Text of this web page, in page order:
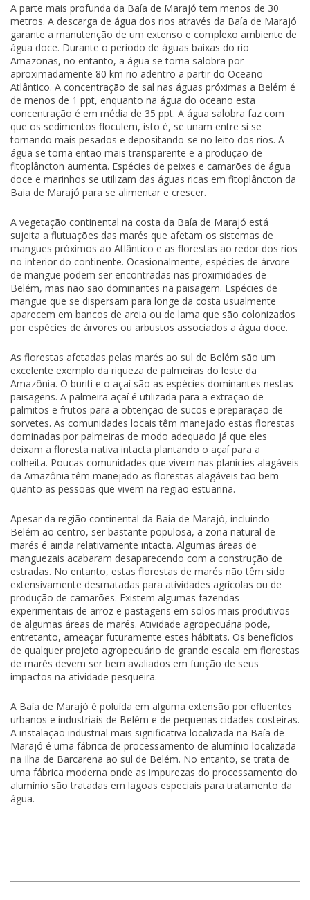
A parte mais profunda da Baía de Marajó tem menos de 30
metros. A descarga de água dos rios através da Baía de Marajó
garante a manutenção de um extenso e complexo ambiente de
água doce. Durante o período de águas baixas do rio
Amazonas, no entanto, a água se torna salobra por
aproximadamente 80 km rio adentro a partir do Oceano
Atlântico. A concentração de sal nas águas próximas a Belém é
de menos de 1 ppt, enquanto na água do oceano esta
concentração é em média de 35 ppt. A água salobra faz com
que os sedimentos floculem, isto é, se unam entre si se
tornando mais pesados e depositando-se no leito dos rios. A
água se torna então mais transparente e a produção de
fitoplâncton aumenta. Espécies de peixes e camarões de água
doce e marinhos se utilizam das águas ricas em fitoplâncton da
Baia de Marajó para se alimentar e crescer.
A vegetação continental na costa da Baía de Marajó está
sujeita a flutuações das marés que afetam os sistemas de
mangues próximos ao Atlântico e as florestas ao redor dos rios
no interior do continente. Ocasionalmente, espécies de árvore
de mangue podem ser encontradas nas proximidades de
Belém, mas não são dominantes na paisagem. Espécies de
mangue que se dispersam para longe da costa usualmente
aparecem em bancos de areia ou de lama que são colonizados
por espécies de árvores ou arbustos associados a água doce.
As florestas afetadas pelas marés ao sul de Belém são um
excelente exemplo da riqueza de palmeiras do leste da
Amazônia. O buriti e o açaí são as espécies dominantes nestas
paisagens. A palmeira açaí é utilizada para a extração de
palmitos e frutos para a obtenção de sucos e preparação de
sorvetes. As comunidades locais têm manejado estas florestas
dominadas por palmeiras de modo adequado já que eles
deixam a floresta nativa intacta plantando o açaí para a
colheita. Poucas comunidades que vivem nas planícies alagáveis
da Amazônia têm manejado as florestas alagáveis tão bem
quanto as pessoas que vivem na região estuarina.
Apesar da região continental da Baía de Marajó, incluindo
Belém ao centro, ser bastante populosa, a zona natural de
marés é ainda relativamente intacta. Algumas áreas de
manguezais acabaram desaparecendo com a construção de
estradas. No entanto, estas florestas de marés não têm sido
extensivamente desmatadas para atividades agrícolas ou de
produção de camarões. Existem algumas fazendas
experimentais de arroz e pastagens em solos mais produtivos
de algumas áreas de marés. Atividade agropecuária pode,
entretanto, ameaçar futuramente estes hábitats. Os benefícios
de qualquer projeto agropecuário de grande escala em florestas
de marés devem ser bem avaliados em função de seus
impactos na atividade pesqueira.
A Baía de Marajó é poluída em alguma extensão por efluentes
urbanos e industriais de Belém e de pequenas cidades costeiras.
A instalação industrial mais significativa localizada na Baía de
Marajó é uma fábrica de processamento de alumínio localizada
na Ilha de Barcarena ao sul de Belém. No entanto, se trata de
uma fábrica moderna onde as impurezas do processamento do
alumínio são tratadas em lagoas especiais para tratamento da
água.